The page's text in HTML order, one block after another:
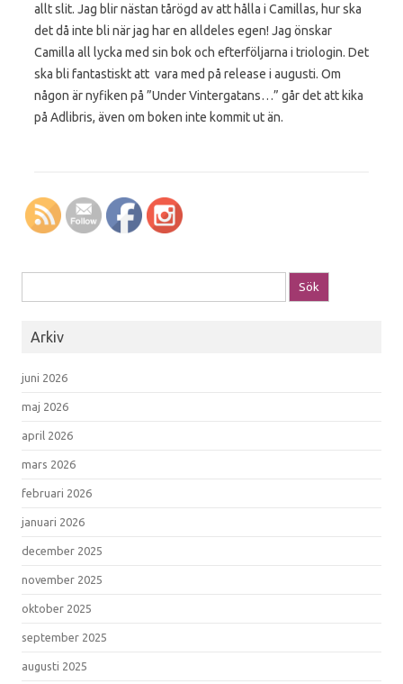
allt slit. Jag blir nästan tårögd av att hålla i Camillas, hur ska
det då inte bli när jag har en alldeles egen! Jag önskar
Camilla all lycka med sin bok och efterföljarna i triologin. Det
ska bli fantastiskt att vara med på release i augusti. Om
någon är nyfiken på ”Under Vintergatans…” går det att kika
på Adlibris, även om boken inte kommit ut än.
Arkiv
juni 2026
maj 2026
april 2026
mars 2026
februari 2026
januari 2026
december 2025
november 2025
oktober 2025
september 2025
augusti 2025